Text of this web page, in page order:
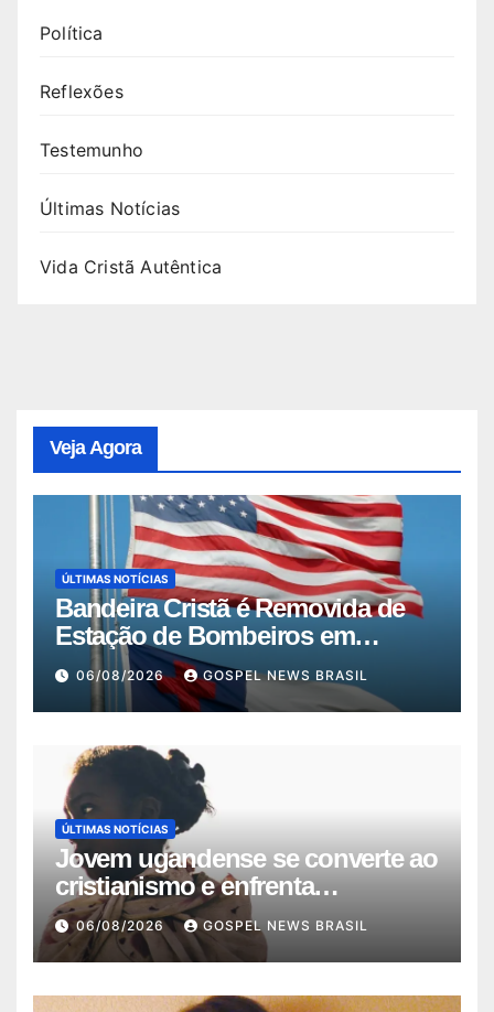
Política
Reflexões
Testemunho
Últimas Notícias
Vida Cristã Autêntica
Veja Agora
ÚLTIMAS NOTÍCIAS
Bandeira Cristã é Removida de
Estação de Bombeiros em
Missouri …
06/08/2026 GOSPEL NEWS BRASIL
ÚLTIMAS NOTÍCIAS
Jovem ugandense se converte ao
cristianismo e enfrenta
perseguiçã…
06/08/2026 GOSPEL NEWS BRASIL